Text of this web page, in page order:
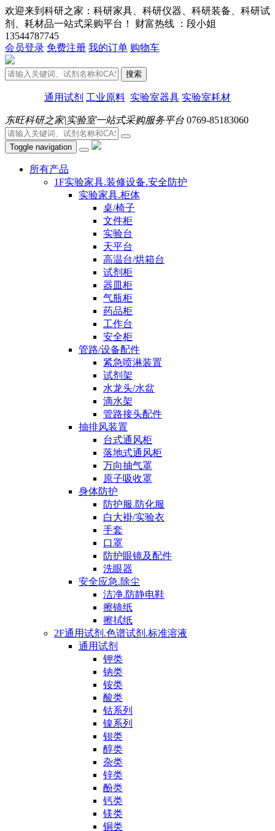
欢迎来到科研之家：科研家具、科研仪器、科研装备、科研试
剂、耗材品一站式采购平台！ 财富热线 ：段小姐
13544787745
会员登录 免费注册 我的订单 购物车
搜索
通用试剂 工业原料 实验室器具 实验室耗材
东旺科研之家|实验室一站式采购服务平台 0769-85183060
Toggle navigation
所有产品
1F实验家具.装修设备.安全防护
实验家具.柜体
桌/椅子
文件柜
实验台
天平台
高温台/烘箱台
试剂柜
器皿柜
气瓶柜
药品柜
工作台
安全柜
管路/设备配件
紧急喷淋装置
试剂架
水龙头/水盆
滴水架
管路接头配件
抽排风装置
台式通风柜
落地式通风柜
万向抽气罩
原子吸收罩
身体防护
防护服.防化服
白大褂/实验衣
手套
口罩
防护眼镜及配件
洗眼器
安全应急.除尘
洁净.防静电鞋
擦镜纸
擦拭纸
2F通用试剂.色谱试剂.标准溶液
通用试剂
钾类
钠类
铵类
酸类
钴系列
镍系列
钡类
醇类
杂类
锌类
酚类
钙类
镁类
铜类